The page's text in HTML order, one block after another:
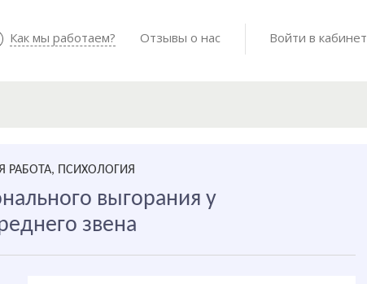
Как мы работаем? Готовые работы
Как мы работаем? Отзывы о нас Войти в кабинет
РАБОТА, ПСИХОЛОГИЯ
выгорания у
звена